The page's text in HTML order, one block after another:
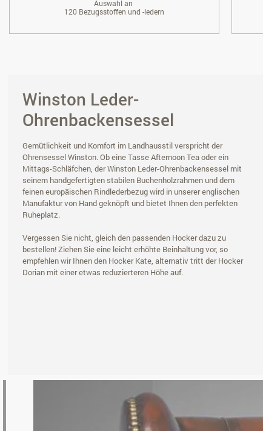
Auswahl an
120 Bezugsstoffen und -ledern
Winston Leder-
Ohrenbackensessel
Gemütlichkeit und Komfort im Landhausstil verspricht der
Ohrensessel Winston. Ob eine Tasse Afternoon Tea oder ein
Mittags-Schläfchen, der Winston Leder-Ohrenbackensessel mit
seinem handgefertigten stabilen Buchenholzrahmen und dem
feinen europäischen Rindlederbezug wird in unserer englischen
Manufaktur von Hand geknöpft und bietet Ihnen den perfekten
Ruheplatz.
Vergessen Sie nicht, gleich den passenden Hocker dazu zu
bestellen! Ziehen Sie eine leicht erhöhte Beinhaltung vor, so
empfehlen wir Ihnen den Hocker Kate, alternativ tritt der Hocker
Dorian mit einer etwas reduzierteren Höhe auf.